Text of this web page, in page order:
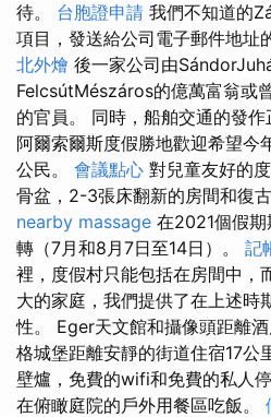
待。 台胞證申請 我們不知道的
項目，發送給公司電子郵件地址
北外燴 後一家公司由
FelcsútMészáros的億萬富翁或
的官員。 同時，船舶交通的發作
阿爾索爾斯度假勝地歡迎希望今
公民。 會議點心 對兒童友好的
骨盆，2-3張床翻新的房間和復
nearby massage 在2021個假
轉（7月和8月7日至14日）。 記
裡，度假村只能包括在房間中，
大的家庭，我們提供了在上述時
性。 Eger天文館和攝像頭距離
格城堡距離安靜的街道住宿17公
壁爐，免費的wifi和免費的私人
在俯瞰庭院的戶外用餐區吃飯。